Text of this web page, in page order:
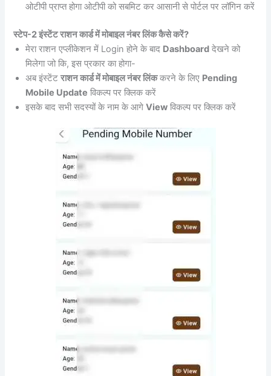
ओटीपी प्राप्त होगा ओटीपी को सबमिट कर आसानी से पोर्टल पर लॉगिन करें
स्टेप-2 इंस्टेंट राशन कार्ड में मोबाइल नंबर लिंक कैसे करें?
मेरा राशन एप्लीकेशन में Login होने के बाद Dashboard देखने को
मिलेगा जो कि, इस प्रकार का होगा-
अब इंस्टेंटराशन कार्ड में मोबाइल नंबर लिंककरने के लिए Pending
Mobile Update विकल्प पर क्लिक करें
इसके बाद सभी सदस्यों के नाम के आगेView विकल्प पर क्लिक करें